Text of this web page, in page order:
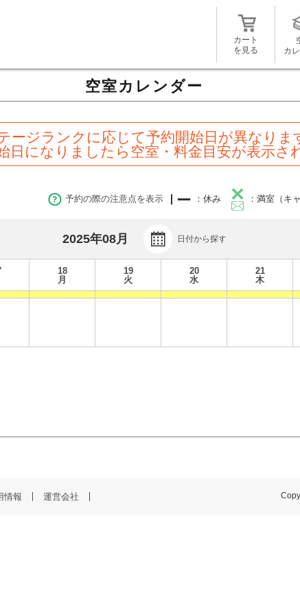
カート
を見る
カ
空室カレンダー
ージランクに応じて予約開始日が異なりま
日になりましたら空室・料金目安が表示さ
予約の際の注意点を表示 ：休み ：満室（キ
2025年08月 日付から探す
18
月
19
火
20
水
21
木
情報 運営会社